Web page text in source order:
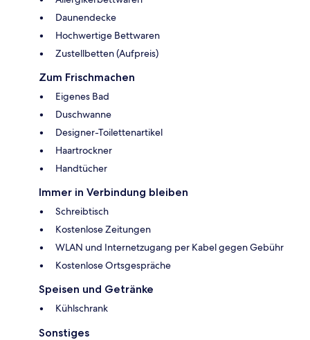
Daunendecke
Hochwertige Bettwaren
Zustellbetten (Aufpreis)
Zum Frischmachen
Eigenes Bad
Duschwanne
Designer-Toilettenartikel
Haartrockner
Handtücher
Immer in Verbindung bleiben
Schreibtisch
Kostenlose Zeitungen
WLAN und Internetzugang per Kabel gegen Gebühr
Kostenlose Ortsgespräche
Speisen und Getränke
Kühlschrank
Sonstiges